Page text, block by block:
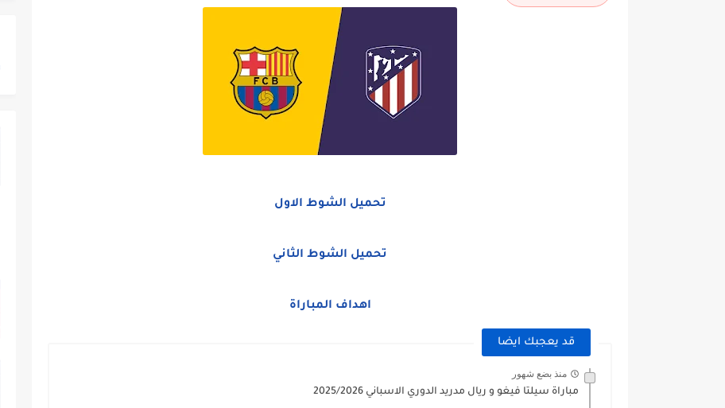
تحميل الشوط الاول
تحميل الشوط الثاني
اهداف المباراة
قد يعجبك ايضا
منذ بضع شهور
مباراة سيلتا فيغو و ريال مدريد الدوري الاسباني 2025/2026